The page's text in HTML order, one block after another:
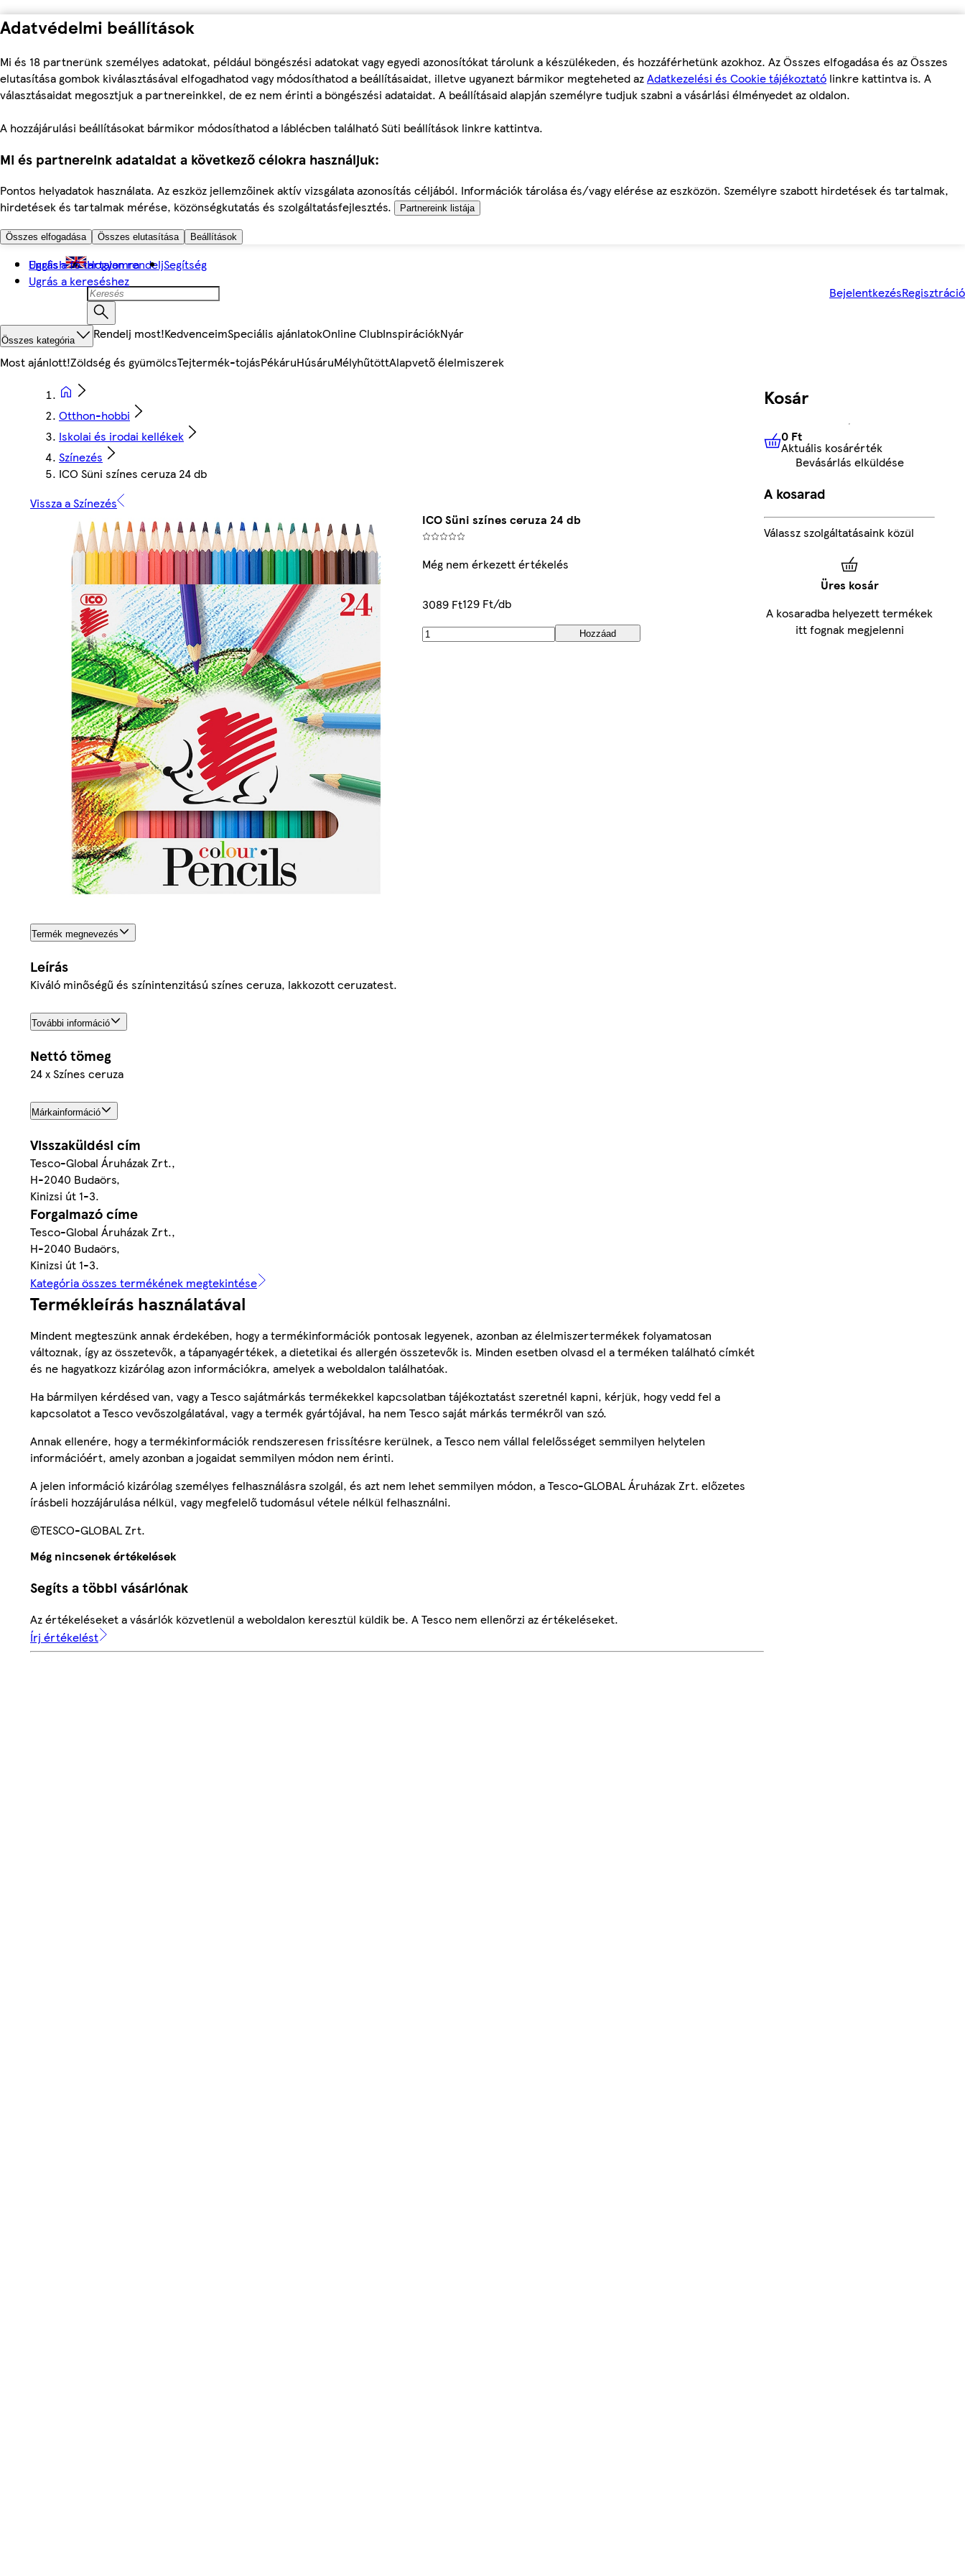
Adatvédelmi beállítások
Mi és 18 partnerünk személyes adatokat, például böngészési adatokat vagy egyedi azonosítókat tárolunk a készülékeden, és hozzáférhetünk azokhoz. Az Összes elfogadása és az Összes
elutasítása gombok kiválasztásával elfogadhatod vagy módosíthatod a beállításaidat, illetve ugyanezt bármikor megteheted azAdatkezelési és Cookie tájékoztató linkre kattintva is. A
választásaidat megosztjuk a partnereinkkel, de ez nem érinti a böngészési adataidat. A beállításaid alapján személyre tudjuk szabni a vásárlási élményedet az oldalon.
A hozzájárulási beállításokat bármikor módosíthatod a láblécben található Süti beállítások linkre kattintva.
Mi és partnereink adataidat a következő célokra használjuk:
Pontos helyadatok használata. Az eszköz jellemzőinek aktív vizsgálata azonosítás céljából. Információk tárolása és/vagy elérése az eszközön. Személyre szabott hirdetések és tartalmak,
hirdetések és tartalmak mérése, közönségkutatás és szolgáltatásfejlesztés.
Partnereink listája
Összes elfogadása Összes elutasítása Beállítások
Ugrás a fő tartalomra
Ugrás a kereséshez
English Hogyan rendeljSegítség
BejelentkezésRegisztráció
Összes kategória Rendelj most!KedvenceimSpeciális ajánlatokOnline ClubInspirációkNyár
Most ajánlott!Zöldség és gyümölcsTejtermék-tojásPékáruHúsáruMélyhűtöttAlapvető élelmiszerek
Otthon-hobbi
Iskolai és irodai kellékek
Színezés
ICO Süni színes ceruza 24 db
Vissza a Színezés
ICO Süni színes ceruza 24 db
Még nem érkezett értékelés
3089 Ft129 Ft/db
Hozzáad
Termék megnevezés
Leírás
Kiváló minőségű és színintenzitású színes ceruza, lakkozott ceruzatest.
További információ
Nettó tömeg
24 x Színes ceruza
Márkainformáció
Visszaküldési cím
Tesco-Global Áruházak Zrt.,
H-2040 Budaörs,
Kinizsi út 1-3.
Forgalmazó címe
Tesco-Global Áruházak Zrt.,
H-2040 Budaörs,
Kinizsi út 1-3.
Kategória összes termékének megtekintése
Termékleírás használatával
Mindent megteszünk annak érdekében, hogy a termékinformációk pontosak legyenek, azonban az élelmiszertermékek folyamatosan
változnak, így az összetevők, a tápanyagértékek, a dietetikai és allergén összetevők is. Minden esetben olvasd el a terméken található címkét
és ne hagyatkozz kizárólag azon információkra, amelyek a weboldalon találhatóak.
Ha bármilyen kérdésed van, vagy a Tesco sajátmárkás termékekkel kapcsolatban tájékoztatást szeretnél kapni, kérjük, hogy vedd fel a
kapcsolatot a Tesco vevőszolgálatával, vagy a termék gyártójával, ha nem Tesco saját márkás termékről van szó.
Annak ellenére, hogy a termékinformációk rendszeresen frissítésre kerülnek, a Tesco nem vállal felelősséget semmilyen helytelen
információért, amely azonban a jogaidat semmilyen módon nem érinti.
A jelen információ kizárólag személyes felhasználásra szolgál, és azt nem lehet semmilyen módon, a Tesco-GLOBAL Áruházak Zrt. előzetes
írásbeli hozzájárulása nélkül, vagy megfelelő tudomásul vétele nélkül felhasználni.
©TESCO-GLOBAL Zrt.
Még nincsenek értékelések
Segíts a többi vásárlónak
Az értékeléseket a vásárlók közvetlenül a weboldalon keresztül küldik be. A Tesco nem ellenőrzi az értékeléseket.
Írj értékelést
Kosár
0 FtAktuális kosárérték
0 Ft
Aktuális kosárérték
Bevásárlás elküldése
A kosarad
Válassz szolgáltatásaink közül
Üres kosár
A kosaradba helyezett termékek
itt fognak megjelenni